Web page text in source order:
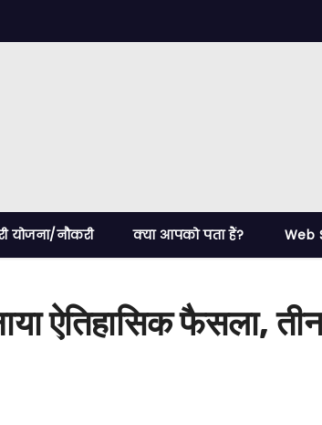
योजना/नौकरी क्या आपको पता हैं? Web
ऐतिहासिक फैसला,